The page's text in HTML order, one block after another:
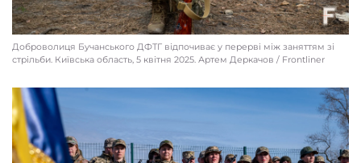
Доброволиця Бучанського ДФТГ відпочиває у перерві між заняттям зі
стрільби. Київcька область, 5 квітня 2025. Артем Деркачов / Frontliner